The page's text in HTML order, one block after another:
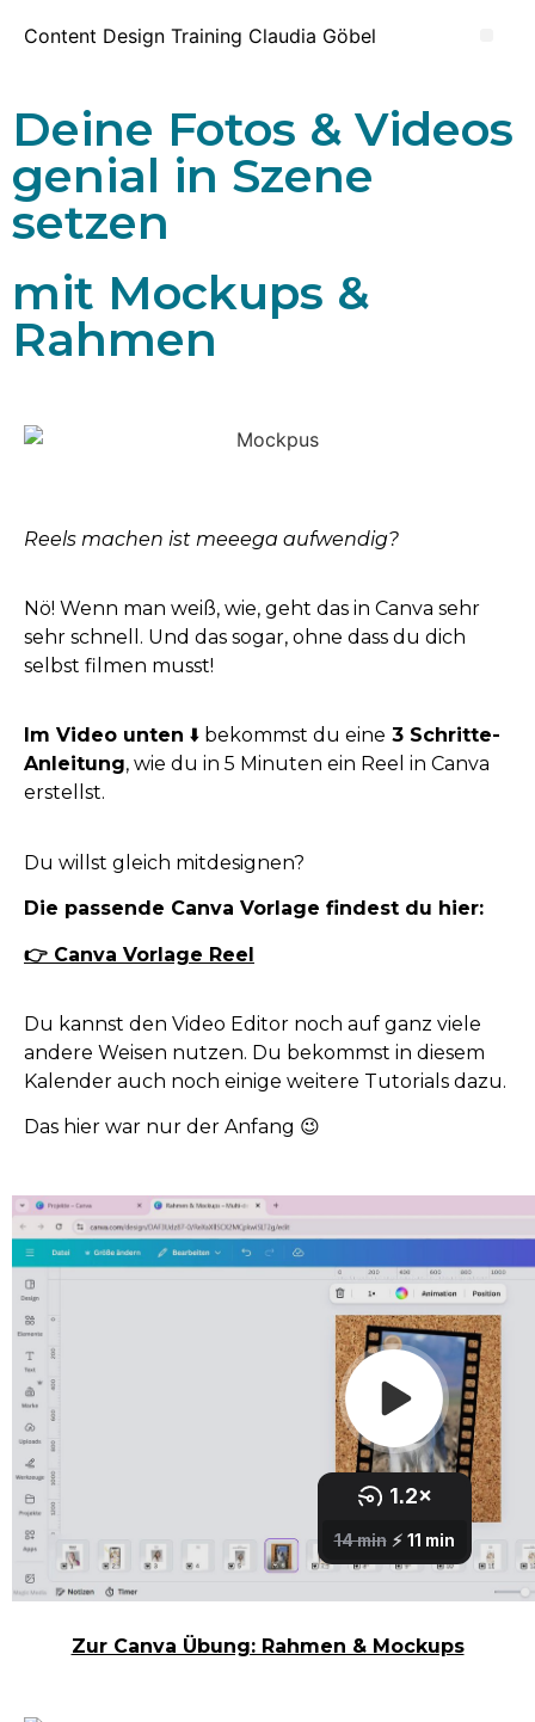
Content Design Training Claudia Göbel
Deine Fotos & Videos
genial in Szene
setzen
mit Mockups &
Rahmen
Reels machen ist meeega aufwendig?
Nö! Wenn man weiß, wie, geht das in Canva sehr
sehr schnell. Und das sogar, ohne dass du dich
selbst filmen musst!
Im Video unten ⬇️ bekommst du eine 3 Schritte-
Anleitung, wie du in 5 Minuten ein Reel in Canva
erstellst.
Du willst gleich mitdesignen?
Die passende Canva Vorlage findest du hier:
👉 Canva Vorlage Reel
Du kannst den Video Editor noch auf ganz viele
andere Weisen nutzen. Du bekommst in diesem
Kalender auch noch einige weitere Tutorials dazu.
Das hier war nur der Anfang 😉
Zur Canva Übung: Rahmen & Mockups